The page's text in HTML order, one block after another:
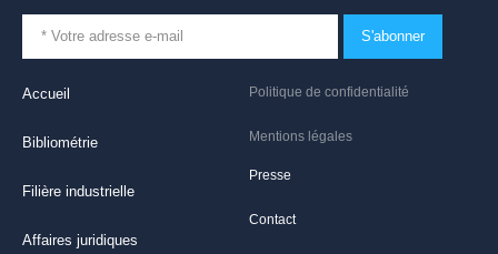
Politique de confidentialité
Mentions légales
Presse
Contact
Accueil
Bibliométrie
Filière industrielle
Affaires juridiques
S'abonner